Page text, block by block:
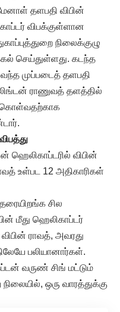
தளபதி விபின்
விபக்குள்ளான
நிலைக்குழு
செய்துள்ளது. கடந்த
முப்படைத் தளபதி
ராணுவத் தளத்தில்
கொள்வதற்காக
ஹெலிகாப்டரில் விபின்
உள்பட 12 அதிகாரிகள்
சில
மீது ஹெலிகாப்டர்
ராவத், அவரது
பலியானார்கள்.
வருண் சிங் மட்டும்
ஒரு வாரத்துக்கு